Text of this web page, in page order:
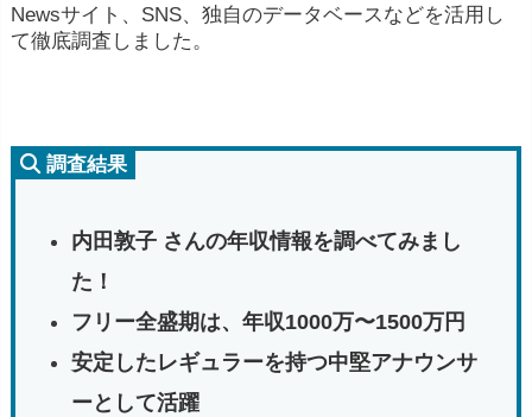
Newsサイト、SNS、独自のデータベースなどを活用し
て徹底調査しました。
調査結果
内田敦子 さんの年収情報を調べてみまし
た！
フリー全盛期は、年収1000万〜1500万 円
安定したレギュラーを持つ中堅アナウンサ
ーとして活躍